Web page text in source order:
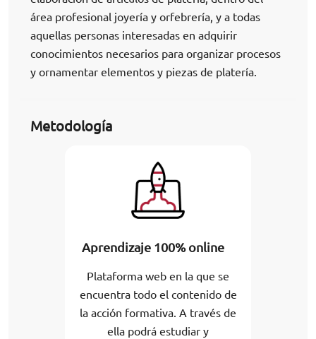
área profesional joyería y orfebrería, y a todas
aquellas personas interesadas en adquirir
conocimientos necesarios para organizar procesos
y ornamentar elementos y piezas de platería.
Metodología
Aprendizaje 100% online
Plataforma web en la que se
encuentra todo el contenido de
la acción formativa. A través de
ella podrá estudiar y